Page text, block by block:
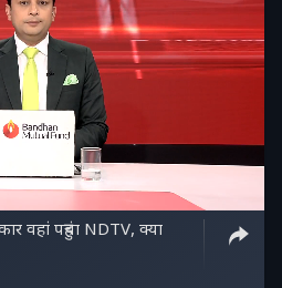
वहां पहुंचा NDTV, क्या